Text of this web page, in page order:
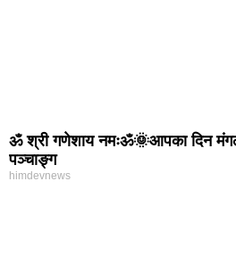
ॐ श्री गणेशाय नमःॐ🌞आपका दिन
पञ्चाङ्ग
himdevnews